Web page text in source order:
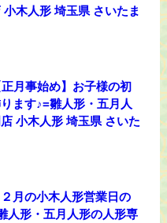
木人形 埼玉県 さいたま
月事始め】お子様の初
ます♪=雛人形・五月人
小木人形 埼玉県 さいた
月の小木人形営業日の
形・五月人形の人形専